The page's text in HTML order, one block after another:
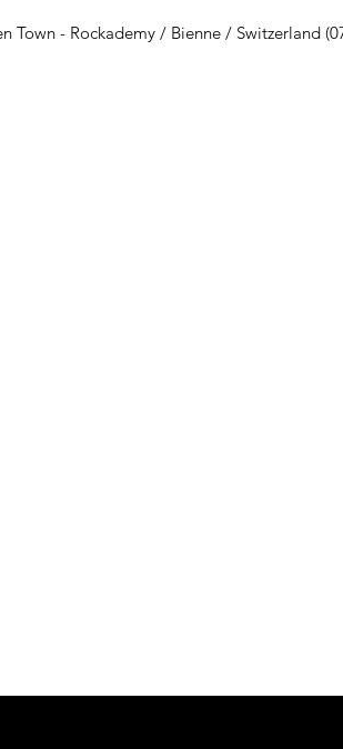
Town - Rockademy / Bienne / Switzerland